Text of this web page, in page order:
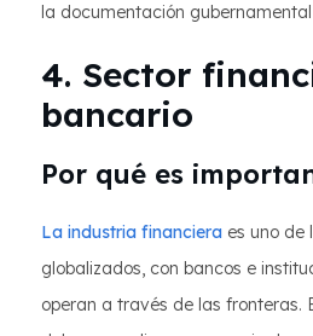
la documentación
4. Sector
bancario
Por qué es
La industria financiera es uno de
globalizados, con bancos e
operan a través de las fronteras.